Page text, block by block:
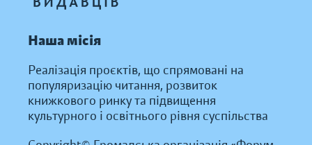
Наша місія
Реалізація проєктів, що спрямовані на
популяризацію читання, розвиток
книжкового ринку та підвищення
культурного і освітнього рівня суспільства